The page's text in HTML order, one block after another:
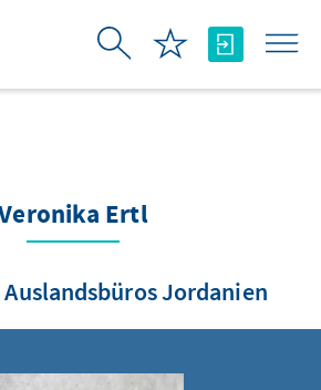
Ertl
Jordanien